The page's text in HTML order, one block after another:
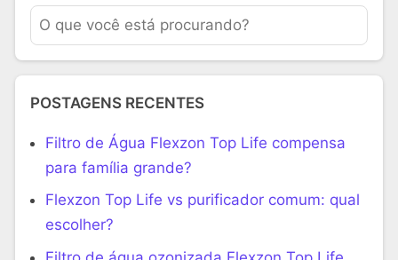
POSTAGENS RECENTES
Filtro de Água Flexzon Top Life compensa
para família grande?
Flexzon Top Life vs purificador comum: qual
escolher?